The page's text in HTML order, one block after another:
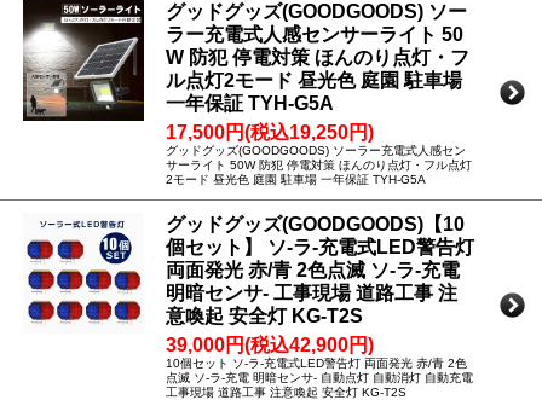
グッドグッズ(GOODGOODS) ソー
ラー充電式人感センサーライト 50
W 防犯 停電対策 ほんのり点灯・フ
ル点灯2モード 昼光色 庭園 駐車場
一年保証 TYH-G5A
17,500円(税込19,250円)
グッドグッズ(GOODGOODS) ソーラー充電式人感セン
サーライト 50W 防犯 停電対策 ほんのり点灯・フル点灯
2モード 昼光色 庭園 駐車場 一年保証 TYH-G5A
グッドグッズ(GOODGOODS)【10
個セット】 ソ-ラ-充電式LED警告灯
両面発光 赤/青 2色点滅 ソ-ラ-充電
明暗センサ- 工事現場 道路工事 注
意喚起 安全灯 KG-T2S
39,000円(税込42,900円)
10個セット ソ-ラ-充電式LED警告灯 両面発光 赤/青 2色
点滅 ソ-ラ-充電 明暗センサ- 自動点灯 自動消灯 自動充電
工事現場 道路工事 注意喚起 安全灯 KG-T2S